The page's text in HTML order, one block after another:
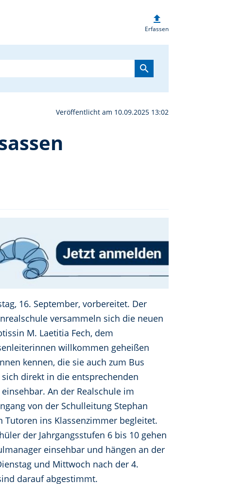
den Realschulen in
upload
Erfassen
search
Veröffentlicht am 10.09.2025 13:02
16. September, vorbereitet. Der
versammeln sich die neuen
M. Laetitia Fech, dem
willkommen geheißen
kennen, die sie auch zum Bus
direkt in die entsprechenden
An der Realschule im
von der Schulleitung Stephan
ins Klassenzimmer begleitet.
der Jahrgangsstufen 6 bis 10 gehen
einsehbar und hängen an der
und Mittwoch nach der 4.
darauf abgestimmt.